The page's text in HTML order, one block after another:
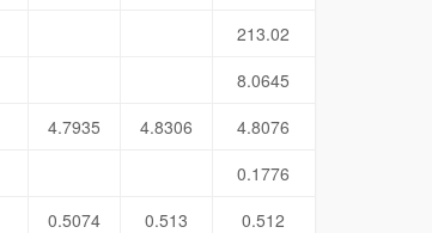
213.02
8.0645
4.7935 4.8306
4.8076
0.1776
0.5074 0.513
0.512